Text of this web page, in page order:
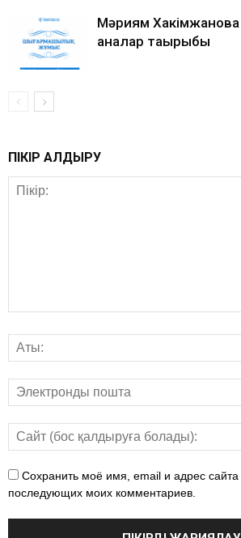
Мәриям
аналар тақырыбы
ПІКІР ҚАЛДЫРУ
Сохранить моё имя, email и адрес сайта
последующих моих комментариев.